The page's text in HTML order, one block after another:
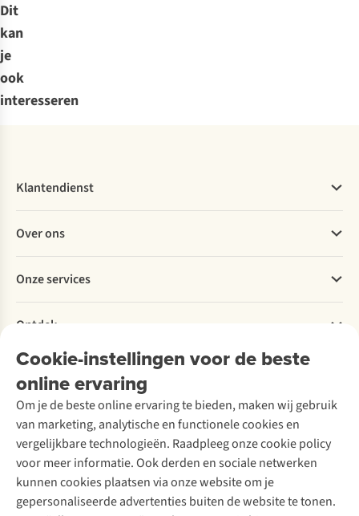
Dit
kan
je
ook
interesseren
Cookie-instellingen voor de beste
online ervaring
Om je de beste online ervaring te bieden, maken wij gebruik
van marketing, analytische en functionele cookies en
vergelijkbare technologieën. Raadpleeg onze cookie policy
voor meer informatie. Ook derden en sociale netwerken
kunnen cookies plaatsen via onze website om je
gepersonaliseerde advertenties buiten de website te tonen.
Klantendienst
Bestellen
Betalen
Levering
Retourneren
Bestelling herroepen
Garantie
Contact
Over ons
Explore More
Verantwoord ondernemen
Over Ayacucho
Onze winkels
Over A.S.Adventure
Toegankelijkheidsverklaring
Onze services
Ski-onderhoud
Wasservice
Schoenonderhoud
Schoenherstelling
Kledingherstelling
Retouches
Voor bedrijven
Ontdek
A.S.Magazine
Podcast
Explore Academy
Explore Camp
Gear Check
Inspiratie & advies
Meld je aan voor de nieuwsbrief
Follow us